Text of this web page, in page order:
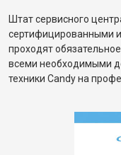
Штат сервисного
сертифицированными
проходят
всеми необходимыми
техники Candy на